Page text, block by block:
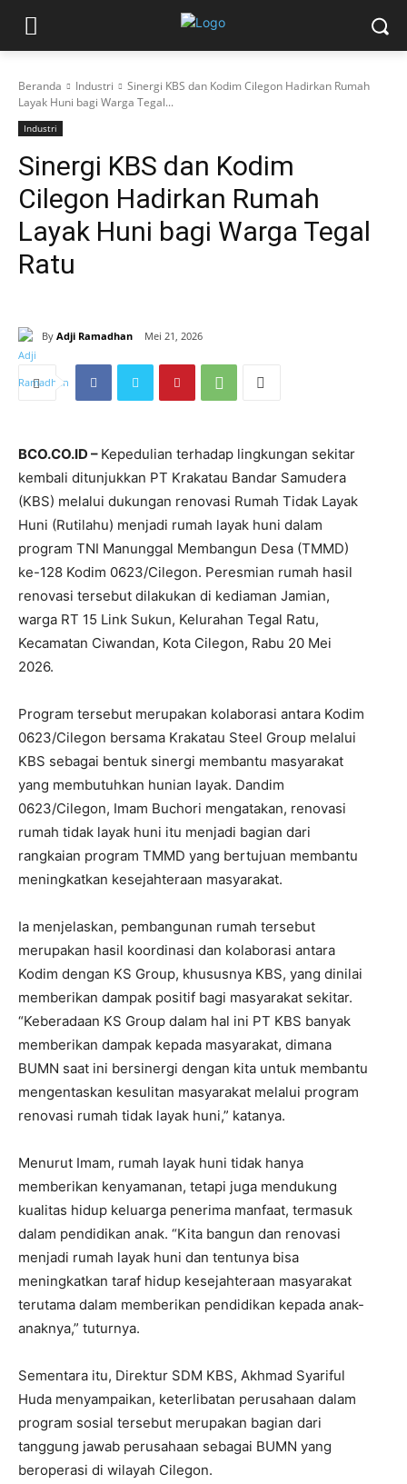
Beranda Industri
Sinergi KBS dan Kodim Cilegon Hadirkan Rumah
Layak Huni bagi Warga Tegal...
Industri
Sinergi KBS dan Kodim
Cilegon Hadirkan Rumah
Layak Huni bagi Warga Tegal
Ratu
By Adji Ramadhan Mei 21, 2026
BCO.CO.ID – Kepedulian terhadap lingkungan sekitar
kembali ditunjukkan PT Krakatau Bandar Samudera
(KBS) melalui dukungan renovasi Rumah Tidak Layak
Huni (Rutilahu) menjadi rumah layak huni dalam
program TNI Manunggal Membangun Desa (TMMD)
ke-128 Kodim 0623/Cilegon. Peresmian rumah hasil
renovasi tersebut dilakukan di kediaman Jamian,
warga RT 15 Link Sukun, Kelurahan Tegal Ratu,
Kecamatan Ciwandan, Kota Cilegon, Rabu 20 Mei
2026.
Program tersebut merupakan kolaborasi antara Kodim
0623/Cilegon bersama Krakatau Steel Group melalui
KBS sebagai bentuk sinergi membantu masyarakat
yang membutuhkan hunian layak. Dandim
0623/Cilegon, Imam Buchori mengatakan, renovasi
rumah tidak layak huni itu menjadi bagian dari
rangkaian program TMMD yang bertujuan membantu
meningkatkan kesejahteraan masyarakat.
Ia menjelaskan, pembangunan rumah tersebut
merupakan hasil koordinasi dan kolaborasi antara
Kodim dengan KS Group, khususnya KBS, yang dinilai
memberikan dampak positif bagi masyarakat sekitar.
“Keberadaan KS Group dalam hal ini PT KBS banyak
memberikan dampak kepada masyarakat, dimana
BUMN saat ini bersinergi dengan kita untuk membantu
mengentaskan kesulitan masyarakat melalui program
renovasi rumah tidak layak huni,” katanya.
Menurut Imam, rumah layak huni tidak hanya
memberikan kenyamanan, tetapi juga mendukung
kualitas hidup keluarga penerima manfaat, termasuk
dalam pendidikan anak. “Kita bangun dan renovasi
menjadi rumah layak huni dan tentunya bisa
meningkatkan taraf hidup kesejahteraan masyarakat
terutama dalam memberikan pendidikan kepada anak-
anaknya,” tuturnya.
Sementara itu, Direktur SDM KBS, Akhmad Syariful
Huda menyampaikan, keterlibatan perusahaan dalam
program sosial tersebut merupakan bagian dari
tanggung jawab perusahaan sebagai BUMN yang
beroperasi di wilayah Cilegon.